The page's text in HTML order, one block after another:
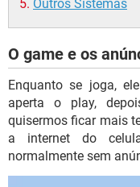
Outros Sistemas
O game e os
Enquanto se joga,
aperta o play,
quisermos ficar mais
a internet do
normalmente sem